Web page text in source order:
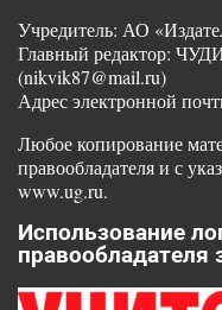
Учредитель: АО
Главный редактор:
(nikvik87@mail.ru)
Адрес электронной
Любое копирование
правообладателя и с
www.ug.ru.
Использование